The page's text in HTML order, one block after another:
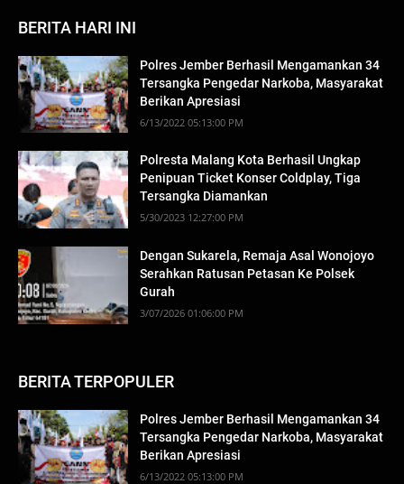
BERITA HARI INI
Polres Jember Berhasil Mengamankan 34
Tersangka Pengedar Narkoba, Masyarakat
Berikan Apresiasi
6/13/2022 05:13:00 PM
Polresta Malang Kota Berhasil Ungkap
Penipuan Ticket Konser Coldplay, Tiga
Tersangka Diamankan
5/30/2023 12:27:00 PM
Dengan Sukarela, Remaja Asal Wonojoyo
Serahkan Ratusan Petasan Ke Polsek
Gurah
3/07/2026 01:06:00 PM
BERITA TERPOPULER
Polres Jember Berhasil Mengamankan 34
Tersangka Pengedar Narkoba, Masyarakat
Berikan Apresiasi
6/13/2022 05:13:00 PM